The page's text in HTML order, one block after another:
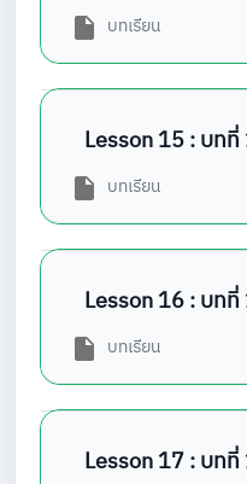
บทเรียน
Lesson 15 : บท
บทเรียน
Lesson 16 : บท
บทเรียน
Lesson 17 : บท